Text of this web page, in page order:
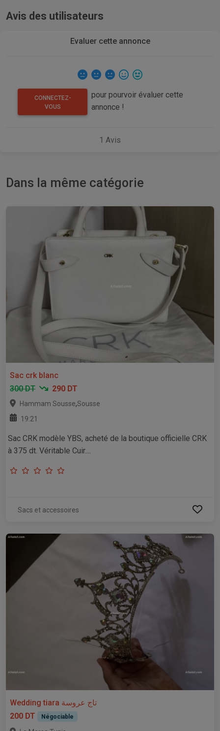
Avis des utilisateurs
Evaluer cette annonce
CONNECTEZ-
VOUS
pour pourvoir évaluer cette
annonce !
1 Avis
Dans la même catégorie
Sac crk blanc
300 DT
290 DT
Hammam Sousse,Sousse
19:21
Sac CRK modèle YBS, acheté de la boutique officielle CRK
à 375 dt. Véritable Cuir....
Sacs et accessoires
Wedding tiara تاج عروسة
200 DT
Négociable